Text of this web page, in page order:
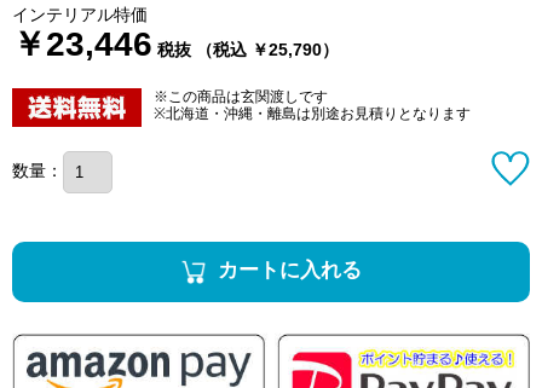
インテリアル特価
￥23,446 税抜 （税込 ￥25,790）
※この商品は玄関渡しです
※北海道・沖縄・離島は別途お見積りとなります
数量：
カートに入れる